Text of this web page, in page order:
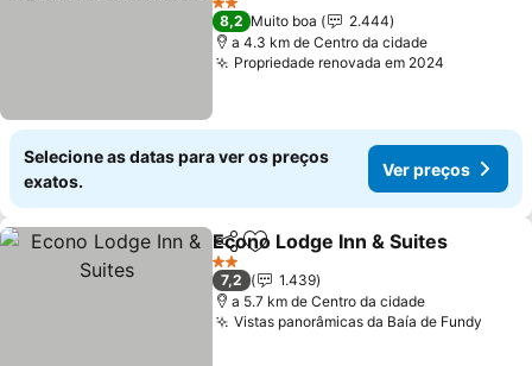
2 Estrelas
8,2 Muito boa
2.444
a 4.3 km de Centro da cidade
Propriedade renovada em 2024
Selecione as datas para ver os preços
exatos.
Ver preços
PartilharAdicionar aos favoritos
Econo Lodge Inn & Suites
2 Estrelas
7,2
1.439
a 5.7 km de Centro da cidade
Vistas panorâmicas da Baía de Fundy